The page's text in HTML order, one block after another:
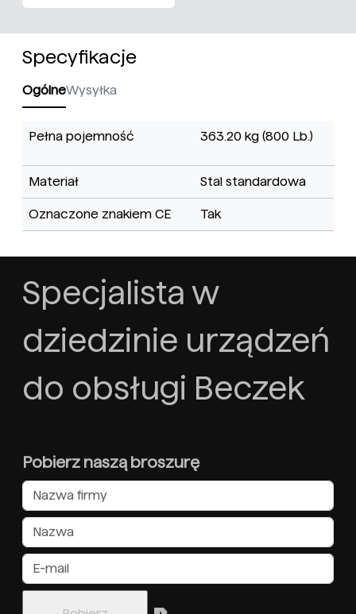
Specyfikacje
OgólneWysyłka
Pełna pojemność 363.20 kg (800 Lb.)
Materiał Stal standardowa
Oznaczone znakiem CE Tak
Specjalista w
dziedzinie urządzeń
do obsługi Beczek
Pobierz naszą broszurę